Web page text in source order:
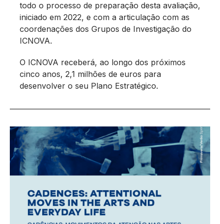
todo o processo de preparação desta avaliação,
iniciado em 2022, e com a articulação com as
coordenações dos Grupos de Investigação do
ICNOVA.
O ICNOVA receberá, ao longo dos próximos
cinco anos, 2,1 milhões de euros para
desenvolver o seu Plano Estratégico.